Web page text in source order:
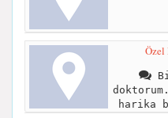
Özel
harika